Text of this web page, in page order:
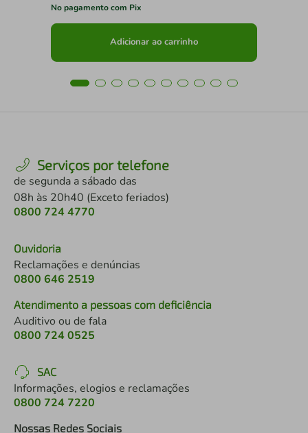
No pagamento com Pix
Adicionar ao carrinho
Serviços por telefone
de segunda a sábado das
08h às 20h40 (Exceto feriados)
0800 724 4770
Ouvidoria
Reclamações e denúncias
0800 646 2519
Atendimento a pessoas com deficiência
Auditivo ou de fala
0800 724 0525
SAC
Informações, elogios e reclamações
0800 724 7220
Nossas Redes Sociais